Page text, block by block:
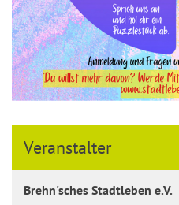
Veranstalter
Brehn'sches Stadtleben e.V.